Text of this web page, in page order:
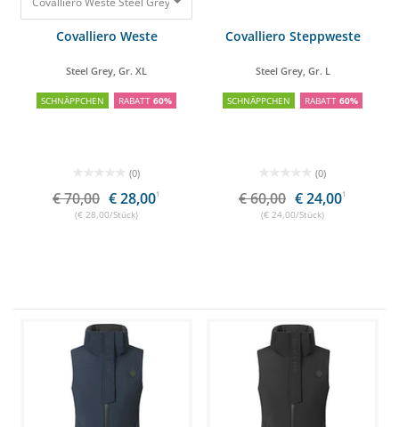
Covalliero Weste
Steel Grey, Gr. XL
SCHNÄPPCHEN RABATT 60%
(0)
€ 70,00 € 28,001
(€ 28,00/Stück)
Covalliero Steppweste
Steel Grey, Gr. L
SCHNÄPPCHEN RABATT 60%
(0)
€ 60,00 € 24,001
(€ 24,00/Stück)